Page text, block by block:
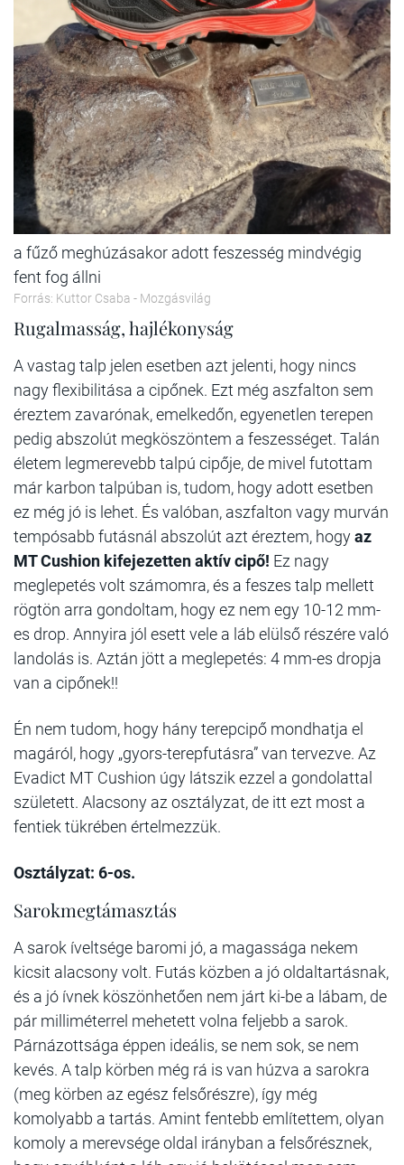
a fűző meghúzásakor adott feszesség mindvégig
fent fog állni
Forrás: Kuttor Csaba - Mozgásvilág
Rugalmasság, hajlékonyság
A vastag talp jelen esetben azt jelenti, hogy nincs
nagy flexibilitása a cipőnek. Ezt még aszfalton sem
éreztem zavarónak, emelkedőn, egyenetlen terepen
pedig abszolút megköszöntem a feszességet. Talán
életem legmerevebb talpú cipője, de mivel futottam
már karbon talpúban is, tudom, hogy adott esetben
ez még jó is lehet. És valóban, aszfalton vagy murván
tempósabb futásnál abszolút azt éreztem, hogyaz
MT Cushion kifejezetten aktív cipő! Ez nagy
meglepetés volt számomra, és a feszes talp mellett
rögtön arra gondoltam, hogy ez nem egy 10-12 mm-
es drop. Annyira jól esett vele a láb elülső részére való
landolás is. Aztán jött a meglepetés: 4 mm-es dropja
van a cipőnek!!
Én nem tudom, hogy hány terepcipő mondhatja el
magáról, hogy „gyors-terepfutásra” van tervezve. Az
Evadict MT Cushion úgy látszik ezzel a gondolattal
született. Alacsony az osztályzat, de itt ezt most a
fentiek tükrében értelmezzük.
Osztályzat: 6-os.
Sarokmegtámasztás
A sarok íveltsége baromi jó, a magassága nekem
kicsit alacsony volt. Futás közben a jó oldaltartásnak,
és a jó ívnek köszönhetően nem járt ki-be a lábam, de
pár milliméterrel mehetett volna feljebb a sarok.
Párnázottsága éppen ideális, se nem sok, se nem
kevés. A talp körben még rá is van húzva a sarokra
(meg körben az egész felsőrészre), így még
komolyabb a tartás. Amint fentebb említettem, olyan
komoly a merevsége oldal irányban a felsőrésznek,